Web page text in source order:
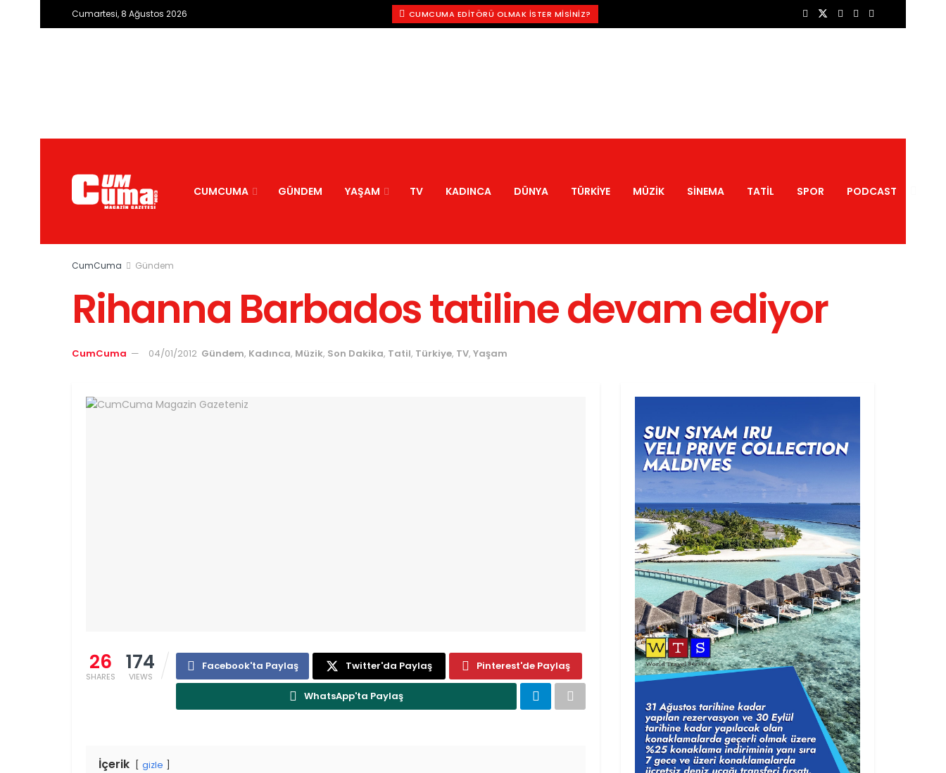
Cumartesi, 8 Ağustos 2026 CUMCUMA EDITÖRÜ OLMAK İSTER MISINIZ?
CUMCUMA GÜNDEM YAŞAM TV KADINCA DÜNYA TÜRKIYE MÜZIK SINEMA TATIL SPOR PODCAST
CumCuma Gündem
Rihanna Barbados tatiline devam ediyor
CumCuma 04/01/2012 Gündem, Kadınca, Müzik, Son Dakika, Tatil, Türkiye, TV, Yaşam
26
SHARES
174
VIEWS
Facebook'ta Paylaş Twitter'da Paylaş Pinterest'de Paylaş
WhatsApp'ta Paylaş
İçerik gizle